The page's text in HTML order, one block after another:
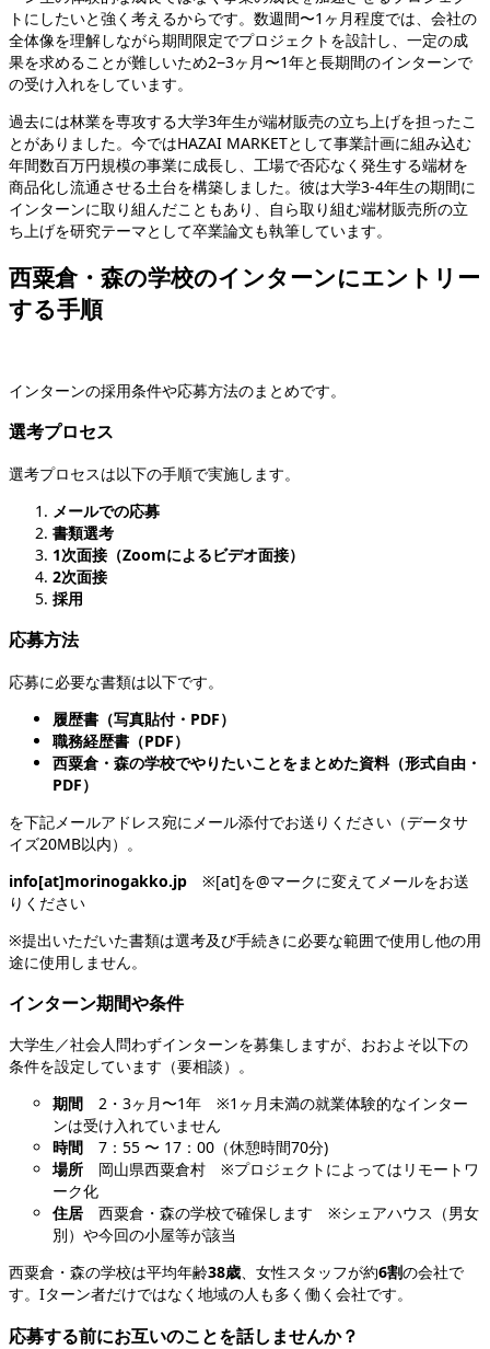
トにしたいと強く考えるからです。数週間〜1ヶ月程度では、会社の
全体像を理解しながら期間限定でプロジェクトを設計し、一定の成
果を求めることが難しいため2−3ヶ月〜1年と長期間のインターンで
の受け入れをしています。
過去には林業を専攻する大学3年生が端材販売の立ち上げを担ったこ
とがありました。今ではHAZAI MARKETとして事業計画に組み込む
年間数百万円規模の事業に成長し、工場で否応なく発生する端材を
商品化し流通させる土台を構築しました。彼は大学3-4年生の期間に
インターンに取り組んだこともあり、自ら取り組む端材販売所の立
ち上げを研究テーマとして卒業論文も執筆しています。
西粟倉・森の学校のインターンにエントリー
する手順
インターンの採用条件や応募方法のまとめです。
選考プロセス
選考プロセスは以下の手順で実施します。
メールでの応募
書類選考
1次面接（Zoomによるビデオ面接）
2次面接
採用
応募方法
応募に必要な書類は以下です。
履歴書（写真貼付・PDF）
職務経歴書（PDF）
西粟倉・森の学校でやりたいことをまとめた資料（形式自由・
PDF）
を下記メールアドレス宛にメール添付でお送りください（データサ
イズ20MB以内）。
info[at]morinogakko.jp ※[at]を@マークに変えてメールをお送
りください
※提出いただいた書類は選考及び手続きに必要な範囲で使用し他の用
途に使用しません。
インターン期間や条件
大学生／社会人問わずインターンを募集しますが、おおよそ以下の
条件を設定しています（要相談）。
期間 2・3ヶ月〜1年 ※1ヶ月未満の就業体験的なインター
ンは受け入れていません
時間 7：55 〜 17：00（休憩時間70分)
場所 岡山県西粟倉村 ※プロジェクトによってはリモートワ
ーク化
住居 西粟倉・森の学校で確保します ※シェアハウス（男女
別）や今回の小屋等が該当
西粟倉・森の学校は平均年齢38歳、女性スタッフが約6割の会社で
す。Iターン者だけではなく地域の人も多く働く会社です。
応募する前にお互いのことを話しませんか？